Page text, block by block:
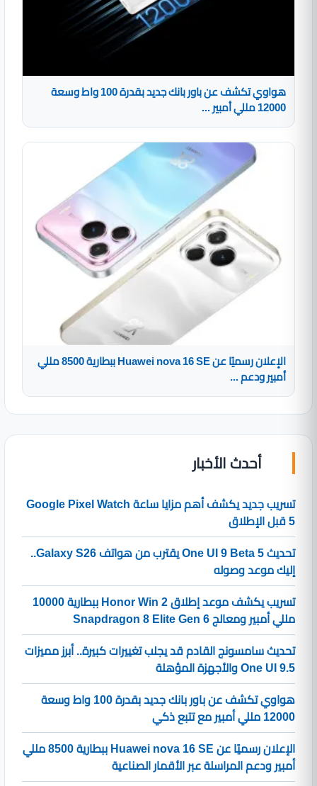
هواوي تكشف عن باور بانك جديد بقدرة 100 واط وسعة
12000 مللي أمبير ...
الإعلان رسميًا عن Huawei nova 16 SE ببطارية 8500 مللي
أمبير ودعم ...
أحدث الأخبار
تسريب جديد يكشف أهم مزايا ساعة Google Pixel Watch
5 قبل الإطلاق
تحديث One UI 9 Beta 5 يقترب من هواتف Galaxy S26..
إليك موعد وصوله
تسريب يكشف موعد إطلاق Honor Win 2 ببطارية 10000
مللي أمبير ومعالج Snapdragon 8 Elite Gen 6
تحديث سامسونج القادم قد يجلب تغييرات كبيرة.. أبرز مميزات
One UI 9.5 والأجهزة المؤهلة
هواوي تكشف عن باور بانك جديد بقدرة 100 واط وسعة
12000 مللي أمبير مع تتبع ذكي
الإعلان رسميًا عن Huawei nova 16 SE ببطارية 8500 مللي
أمبير ودعم المراسلة عبر الأقمار الصناعية